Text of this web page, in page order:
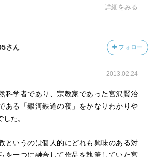
網の結び目に宝珠がある。その宝珠はほ
のなかで存在している。人、風、山、生
インドラの網にくみこまれた宝珠。
かを助けたい、すくいたいとおもって生
を守る、という思想から、人間も動物も
。すべての事象はめぐりめぐる。こわす
されると考えていきていく。
の奥には『どこにでも行ける切符』が入
の想像力』なのではないかと著者は言い
に描く力を持った宮沢賢治。
想像力さえ働かせれば、会いたいと思っ
るし、手に入れたいと思っていることに
詳細をみる
さん フォロー
2013.02.24
科学者であり、宗教家であった宮沢賢治
ある「銀河鉄道の夜」をかなりわかりや
た。
というのは個人的にどれも興味のある対
を一つに融合して作品を執筆していた宮